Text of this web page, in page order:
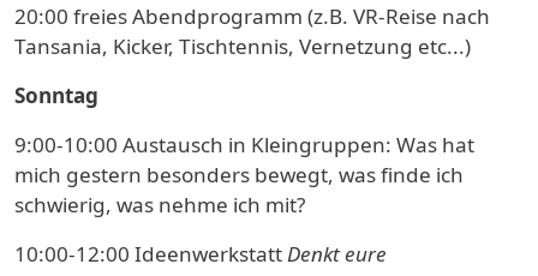
20:00 freies Abendprogramm (z.B. VR-Reise nach
Tansania, Kicker, Tischtennis, Vernetzung etc...)
Sonntag
9:00-10:00 Austausch in Kleingruppen: Was hat
mich gestern besonders bewegt, was finde ich
schwierig, was nehme ich mit?
10:00-12:00 IdeenwerkstattDenkt eure